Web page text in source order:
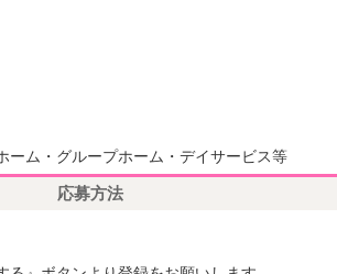
ーム・グループホーム・デイサービス等
応募方法